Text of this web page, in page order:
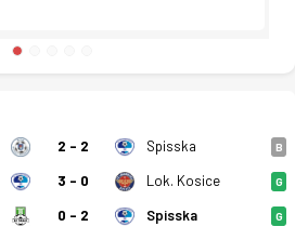
2 - 2 Spisska B
3 - 0 Lok. Kosice G
0 - 2 Spisska G